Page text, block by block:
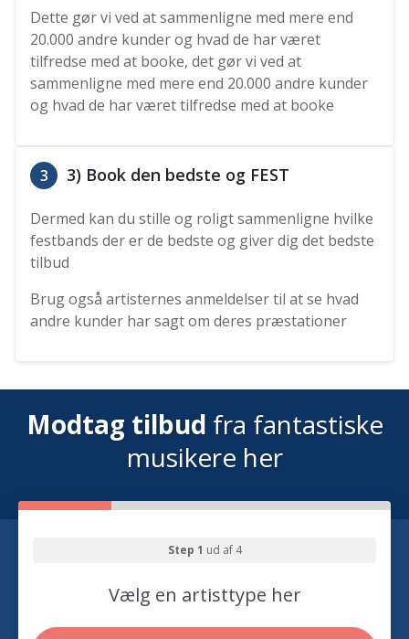
Dette gør vi ved at sammenligne med mere end
20.000 andre kunder og hvad de har været
tilfredse med at booke, det gør vi ved at
sammenligne med mere end 20.000 andre kunder
og hvad de har været tilfredse med at booke
3 3) Book den bedste og FEST
Dermed kan du stille og roligt sammenligne hvilke
festbands der er de bedste og giver dig det bedste
tilbud
Brug også artisternes anmeldelser til at se hvad
andre kunder har sagt om deres præstationer
Modtag tilbud fra fantastiske
musikere her
Step 1 ud af 4
Vælg en artisttype her